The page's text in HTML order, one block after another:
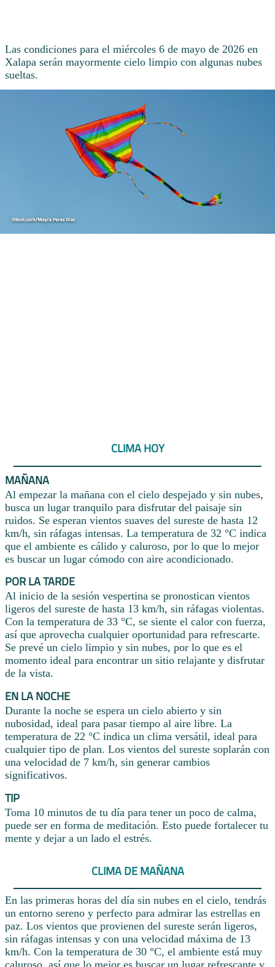
Las condiciones para el miércoles 6 de mayo de 2026 en
Xalapa serán mayormente cielo limpio con algunas nubes
sueltas.
CLIMA HOY
MAÑANA
Al empezar la mañana con el cielo despejado y sin nubes,
busca un lugar tranquilo para disfrutar del paisaje sin
ruidos. Se esperan vientos suaves del sureste de hasta 12
km/h, sin ráfagas intensas. La temperatura de 32 °C indica
que el ambiente es cálido y caluroso, por lo que lo mejor
es buscar un lugar cómodo con aire acondicionado.
POR LA TARDE
Al inicio de la sesión vespertina se pronostican vientos
ligeros del sureste de hasta 13 km/h, sin ráfagas violentas.
Con la temperatura de 33 °C, se siente el calor con fuerza,
así que aprovecha cualquier oportunidad para refrescarte.
Se prevé un cielo limpio y sin nubes, por lo que es el
momento ideal para encontrar un sitio relajante y disfrutar
de la vista.
EN LA NOCHE
Durante la noche se espera un cielo abierto y sin
nubosidad, ideal para pasar tiempo al aire libre. La
temperatura de 22 °C indica un clima versátil, ideal para
cualquier tipo de plan. Los vientos del sureste soplarán con
una velocidad de 7 km/h, sin generar cambios
significativos.
TIP
Toma 10 minutos de tu día para tener un poco de calma,
puede ser en forma de meditación. Esto puede fortalecer tu
mente y dejar a un lado el estrés.
CLIMA DE MAÑANA
En las primeras horas del día sin nubes en el cielo, tendrás
un entorno sereno y perfecto para admirar las estrellas en
paz. Los vientos que provienen del sureste serán ligeros,
sin ráfagas intensas y con una velocidad máxima de 13
km/h. Con la temperatura de 30 °C, el ambiente está muy